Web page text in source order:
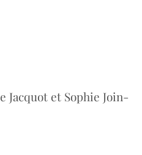
Jacquot et Sophie Join-